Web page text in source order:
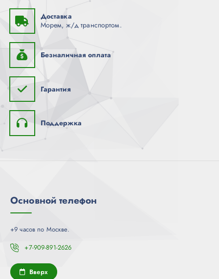
Доставка
Морем, ж/д транспортом.
Безналичная оплата
Гарантия
Поддержка
Основной телефон
+9 часов по Москве.
+7-909-891-2626
Вверх